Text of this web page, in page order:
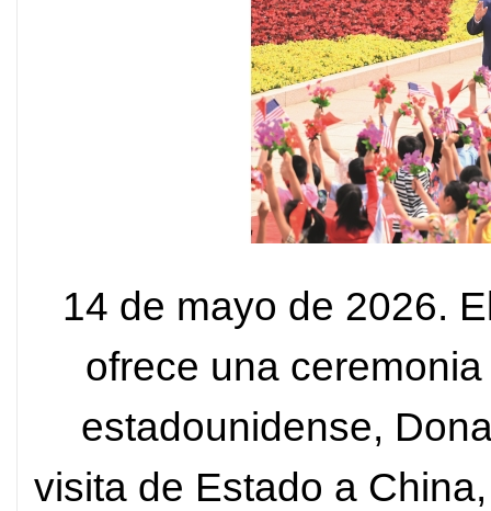
14 de mayo de 2026.
ofrece una
estadounidense,
visita de Estado a